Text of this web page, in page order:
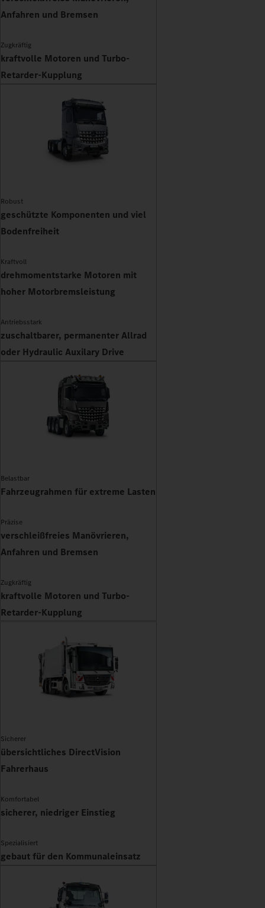
Anfahren und Bremsen
Zugkräftig
kraftvolle Motoren und Turbo-
Retarder-Kupplung
Robust
geschützte Komponenten und viel
Bodenfreiheit
Kraftvoll
drehmomentstarke Motoren mit
hoher Motorbremsleistung
Antriebsstark
zuschaltbarer, permanenter Allrad
oder Hydraulic Auxilary Drive
Belastbar
Fahrzeugrahmen für extreme Lasten
Präzise
verschleißfreies Manövrieren,
Anfahren und Bremsen
Zugkräftig
kraftvolle Motoren und Turbo-
Retarder-Kupplung
Sicherer
übersichtliches DirectVision
Fahrerhaus
Komfortabel
sicherer, niedriger Einstieg
Spezialisiert
gebaut für den Kommunaleinsatz